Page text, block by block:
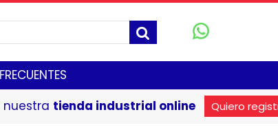
nuestra tienda industrial online Quiero